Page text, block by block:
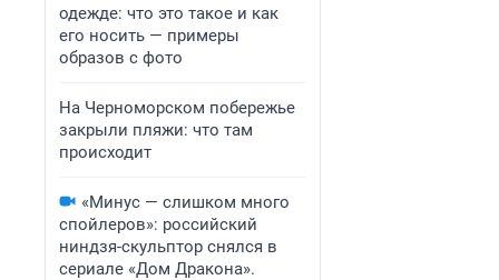
одежде: что это такое и как
его носить — примеры
образов с фото
На Черноморском побережье
закрыли пляжи: что там
происходит
«Минус — слишком много
спойлеров»: российский
ниндзя-скульптор снялся в
сериале «Дом Дракона».